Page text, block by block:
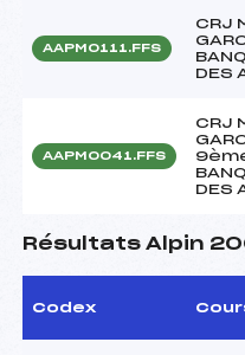
AAPM0111.FFS
CRJ
DES
AAPM0041.FFS
CRJ
DES
Résultats Alpin
Codex